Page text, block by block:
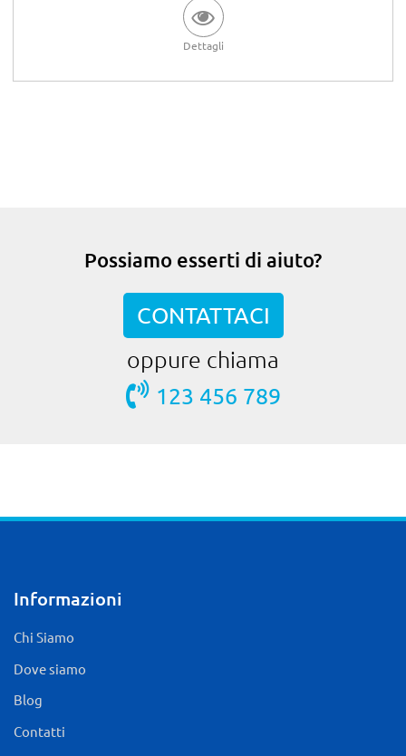
Dettagli
Possiamo esserti di aiuto?
CONTATTACI
oppure chiama
123 456 789
Informazioni
Chi Siamo
Dove siamo
Blog
Contatti